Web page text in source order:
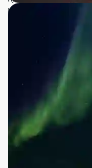
huse har store
hvid sne - for mørket,
være en barsk omgang.
Den permanente
ting. En ekstra kop
tid til at lytte til sine
Skønne middage på
hundeslæde?
øredøvende stilhed.
nordlyset, og er man